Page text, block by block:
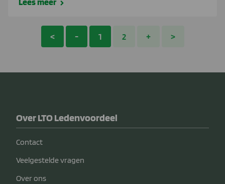
< - 1 2 + >
Over LTO Ledenvoordeel
Contact
Veelgestelde vragen
Over ons